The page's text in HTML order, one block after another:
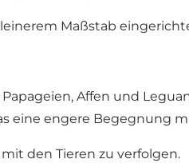
Maßstab
Affen und
eine engere Begegnung
den Tieren zu verfolgen.